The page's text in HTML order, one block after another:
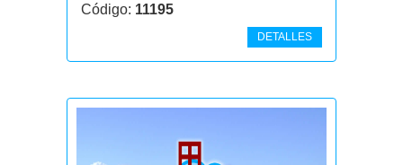
Código: 11195
DETALLES